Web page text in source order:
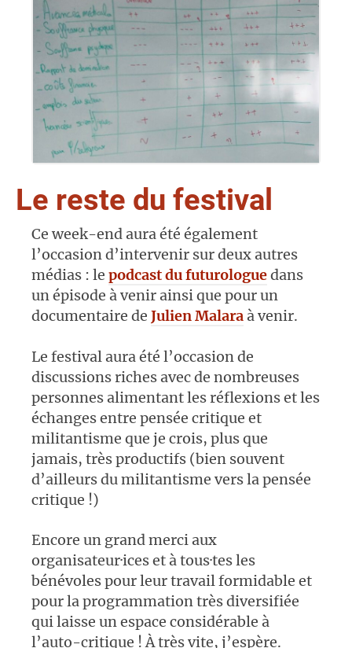
Le reste du festival
Ce week-end aura été également
l’occasion d’intervenir sur deux autres
médias : le podcast du futurologuedans
un épisode à venir ainsi que pour un
documentaire de Julien Malaraà venir.
Le festival aura été l’occasion de
discussions riches avec de nombreuses
personnes alimentant les réflexions et les
échanges entre pensée critique et
militantisme que je crois, plus que
jamais, très productifs (bien souvent
d’ailleurs du militantisme vers la pensée
critique !)
Encore un grand merci aux
organisateur·ices et à tous·tes les
bénévoles pour leur travail formidable et
pour la programmation très diversifiée
qui laisse un espace considérable à
l’auto-critique ! À très vite, j’espère.